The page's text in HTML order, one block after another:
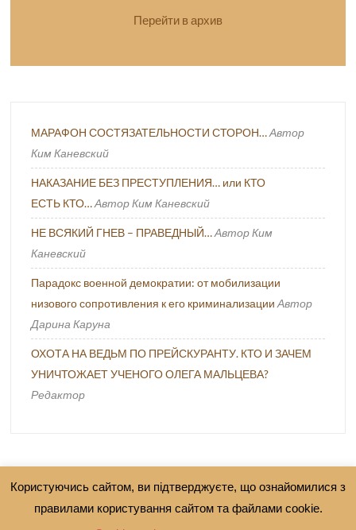
Перейти в архив
МАРАФОН СОСТЯЗАТЕЛЬНОСТИ СТОРОН… Автор
Ким Каневский
НАКАЗАНИЕ БЕЗ ПРЕСТУПЛЕНИЯ… или КТО
ЕСТЬ КТО… Автор Ким Каневский
НЕ ВСЯКИЙ ГНЕВ – ПРАВЕДНЫЙ… Автор Ким
Каневский
Парадокс военной демократии: от мобилизации
низового сопротивления к его криминализации Автор
Дарина Каруна
ОХОТА НА ВЕДЬМ ПО ПРЕЙСКУРАНТУ. КТО И ЗАЧЕМ
УНИЧТОЖАЕТ УЧЕНОГО ОЛЕГА МАЛЬЦЕВА?
Редактор
Користуючись сайтом, ви підтверджуєте, що ознайомилися з
правилами користування сайтом та файлами cookie.